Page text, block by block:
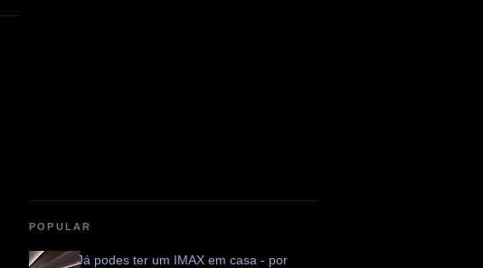
POPULAR
Já podes ter um IMAX em casa - por